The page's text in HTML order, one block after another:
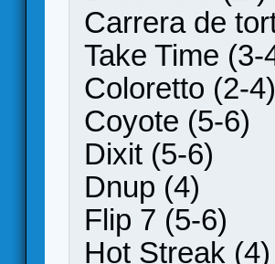
Carrera de
Take Time (3-
Coloretto (2-4)
Coyote (5-6)
Dixit (5-6)
Dnup (4)
Flip 7 (5-6)
Hot Streak (4)